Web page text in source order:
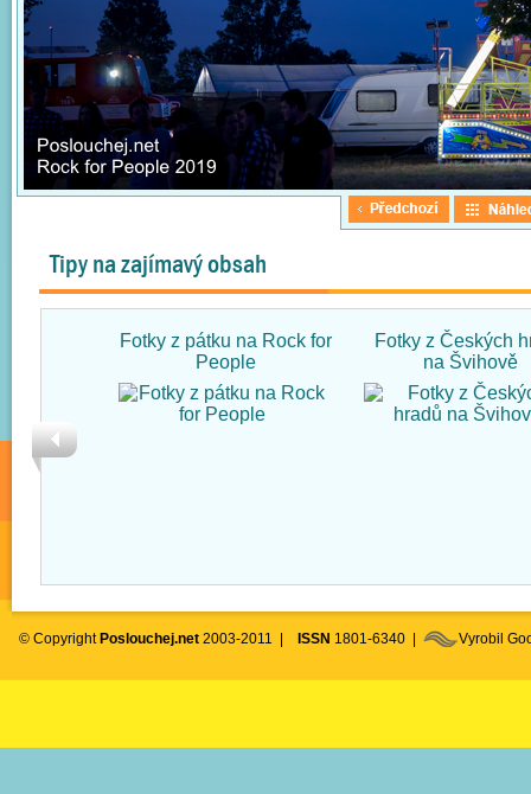
Tipy na zajímavý obsah
Fotky z pátku na Rock for
People
Fotky z Českých
na Švihově
© Copyright Poslouchej.net 2003-2011 | ISSN 1801-6340 | Vyrobil